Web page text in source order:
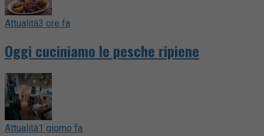
Attualità3 ore fa
Oggi cuciniamo le pesche ripiene
Attualità1 giorno fa